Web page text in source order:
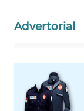
Advertorial
DESA
WISATA
LAPAK